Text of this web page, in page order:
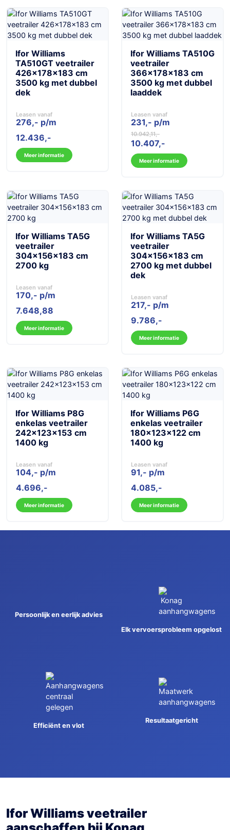
Ifor Williams
TA510GT veetrailer
426x178x183 cm
3500 kg met dubbel
dek
Leasen vanaf
276,- p/m
12.436
Meer informatie
Ifor Williams TA510G
veetrailer
366x178x183 cm
3500 kg met dubbel
laaddek
Leasen vanaf
231,- p/m
10.942,11
Oorspronkelijke
prijs
was:
10.942,11.
10.407
Huidige
prijs
is:
10.407.
Meer informatie
Ifor Williams TA5G
veetrailer
304x156x183 cm
2700 kg
Leasen vanaf
170,- p/m
7.648,88
Meer informatie
Ifor Williams TA5G
veetrailer
304x156x183 cm
2700 kg met dubbel
dek
Leasen vanaf
217,- p/m
9.786
Meer informatie
Ifor Williams P8G
enkelas veetrailer
242x123x153 cm
1400 kg
Leasen vanaf
104,- p/m
4.696
Meer informatie
Ifor Williams P6G
enkelas veetrailer
180x123x122 cm
1400 kg
Leasen vanaf
91,- p/m
4.085
Meer informatie
Persoonlijk en eerlijk advies
Elk vervoersprobleem opgelost
Efficiënt en vlot
Resultaatgericht
Ifor Williams veetrailer